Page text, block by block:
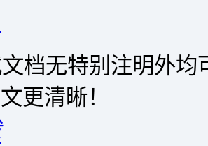
档无特别注明外
更清晰！